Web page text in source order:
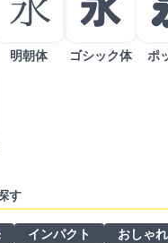
明朝体 ゴシック体 ポ
す
インパクト おしゃれ